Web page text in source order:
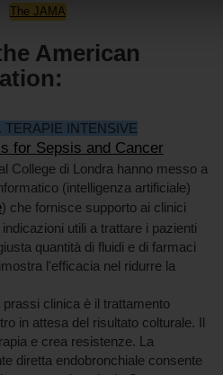
The JAMA
American
INTENSIVE
for Sepsis and Cancer
College di Londra hanno messo a
(intelligenza artificiale)
) che fornisce supporto ai clinici
utili a trattare i pazienti
quantità di fluidi e di farmaci
l'efficacia nel ridurre la
clinica è il trattamento
in attesa del risultato colturale. Il
e crea resistenze. La
diretta endobronchiale consente